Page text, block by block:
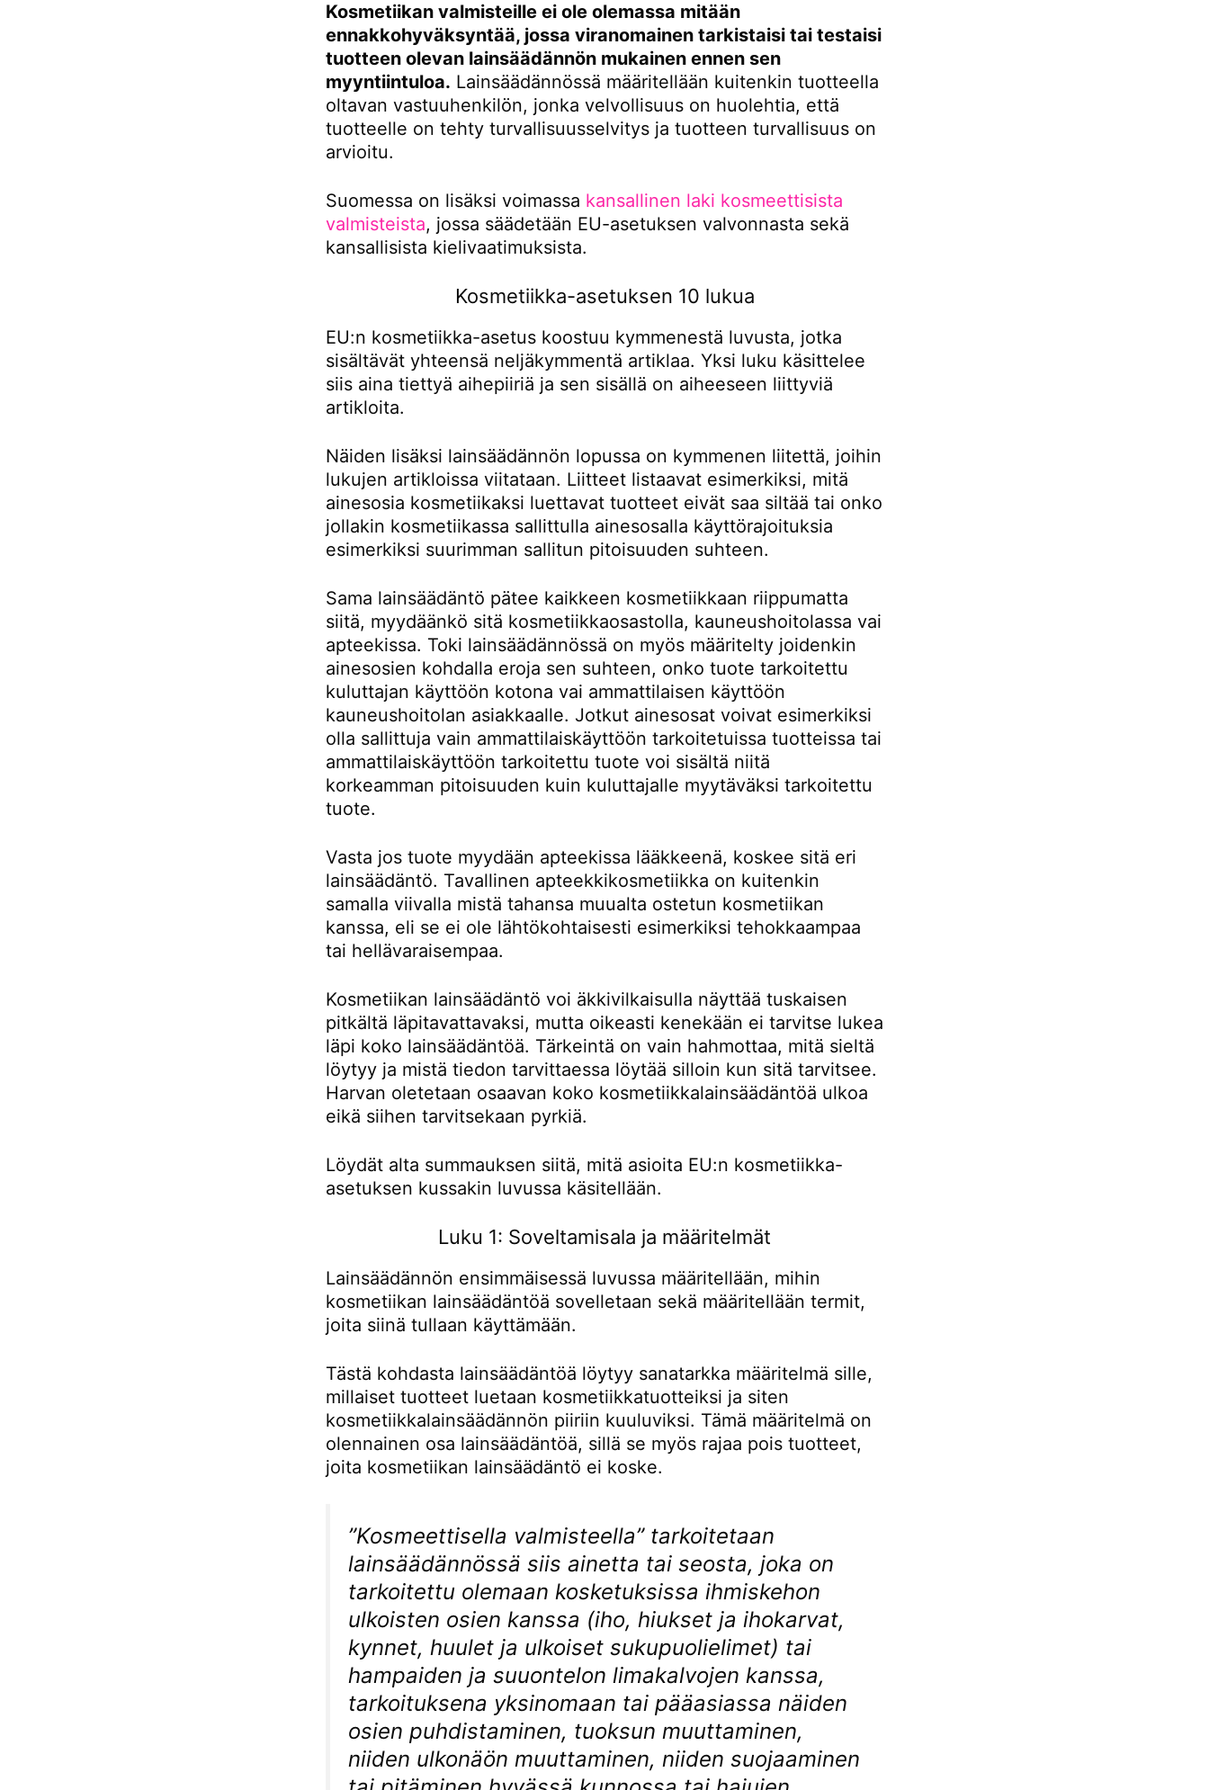
Kosmetiikan valmisteille ei ole olemassa mitään
ennakkohyväksyntää, jossa viranomainen tarkistaisi tai testaisi
tuotteen olevan lainsäädännön mukainen ennen sen
myyntiintuloa. Lainsäädännössä määritellään kuitenkin tuotteella
oltavan vastuuhenkilön, jonka velvollisuus on huolehtia, että
tuotteelle on tehty turvallisuusselvitys ja tuotteen turvallisuus on
arvioitu.
Suomessa on lisäksi voimassa kansallinen laki kosmeettisista
valmisteista, jossa säädetään EU-asetuksen valvonnasta sekä
kansallisista kielivaatimuksista.
Kosmetiikka-asetuksen 10 lukua
EU:n kosmetiikka-asetus koostuu kymmenestä luvusta, jotka
sisältävät yhteensä neljäkymmentä artiklaa. Yksi luku käsittelee
siis aina tiettyä aihepiiriä ja sen sisällä on aiheeseen liittyviä
artikloita.
Näiden lisäksi lainsäädännön lopussa on kymmenen liitettä, joihin
lukujen artikloissa viitataan. Liitteet listaavat esimerkiksi, mitä
ainesosia kosmetiikaksi luettavat tuotteet eivät saa siltää tai onko
jollakin kosmetiikassa sallittulla ainesosalla käyttörajoituksia
esimerkiksi suurimman sallitun pitoisuuden suhteen.
Sama lainsäädäntö pätee kaikkeen kosmetiikkaan riippumatta
siitä, myydäänkö sitä kosmetiikkaosastolla, kauneushoitolassa vai
apteekissa. Toki lainsäädännössä on myös määritelty joidenkin
ainesosien kohdalla eroja sen suhteen, onko tuote tarkoitettu
kuluttajan käyttöön kotona vai ammattilaisen käyttöön
kauneushoitolan asiakkaalle. Jotkut ainesosat voivat esimerkiksi
olla sallittuja vain ammattilaiskäyttöön tarkoitetuissa tuotteissa tai
ammattilaiskäyttöön tarkoitettu tuote voi sisältä niitä
korkeamman pitoisuuden kuin kuluttajalle myytäväksi tarkoitettu
tuote.
Vasta jos tuote myydään apteekissa lääkkeenä, koskee sitä eri
lainsäädäntö. Tavallinen apteekkikosmetiikka on kuitenkin
samalla viivalla mistä tahansa muualta ostetun kosmetiikan
kanssa, eli se ei ole lähtökohtaisesti esimerkiksi tehokkaampaa
tai hellävaraisempaa.
Kosmetiikan lainsäädäntö voi äkkivilkaisulla näyttää tuskaisen
pitkältä läpitavattavaksi, mutta oikeasti kenekään ei tarvitse lukea
läpi koko lainsäädäntöä. Tärkeintä on vain hahmottaa, mitä sieltä
löytyy ja mistä tiedon tarvittaessa löytää silloin kun sitä tarvitsee.
Harvan oletetaan osaavan koko kosmetiikkalainsäädäntöä ulkoa
eikä siihen tarvitsekaan pyrkiä.
Löydät alta summauksen siitä, mitä asioita EU:n kosmetiikka-
asetuksen kussakin luvussa käsitellään.
Luku 1: Soveltamisala ja määritelmät
Lainsäädännön ensimmäisessä luvussa määritellään, mihin
kosmetiikan lainsäädäntöä sovelletaan sekä määritellään termit,
joita siinä tullaan käyttämään.
Tästä kohdasta lainsäädäntöä löytyy sanatarkka määritelmä sille,
millaiset tuotteet luetaan kosmetiikkatuotteiksi ja siten
kosmetiikkalainsäädännön piiriin kuuluviksi. Tämä määritelmä on
olennainen osa lainsäädäntöä, sillä se myös rajaa pois tuotteet,
joita kosmetiikan lainsäädäntö ei koske.
”Kosmeettisella valmisteella” tarkoitetaan
lainsäädännössä siis ainetta tai seosta, joka on
tarkoi­tettu olemaan kosketuksissa ihmiskehon
ulkoisten osien kanssa (iho, hiukset ja ihokarvat,
kynnet, huulet ja ulkoiset sukupuolielimet) tai
hampaiden ja suuontelon limakalvojen kanssa,
tarkoituksena yksinomaan tai pääasiassa näiden
osien puhdistaminen, tuoksun muuttaminen,
niiden ulkonäön muuttaminen, niiden suojaaminen